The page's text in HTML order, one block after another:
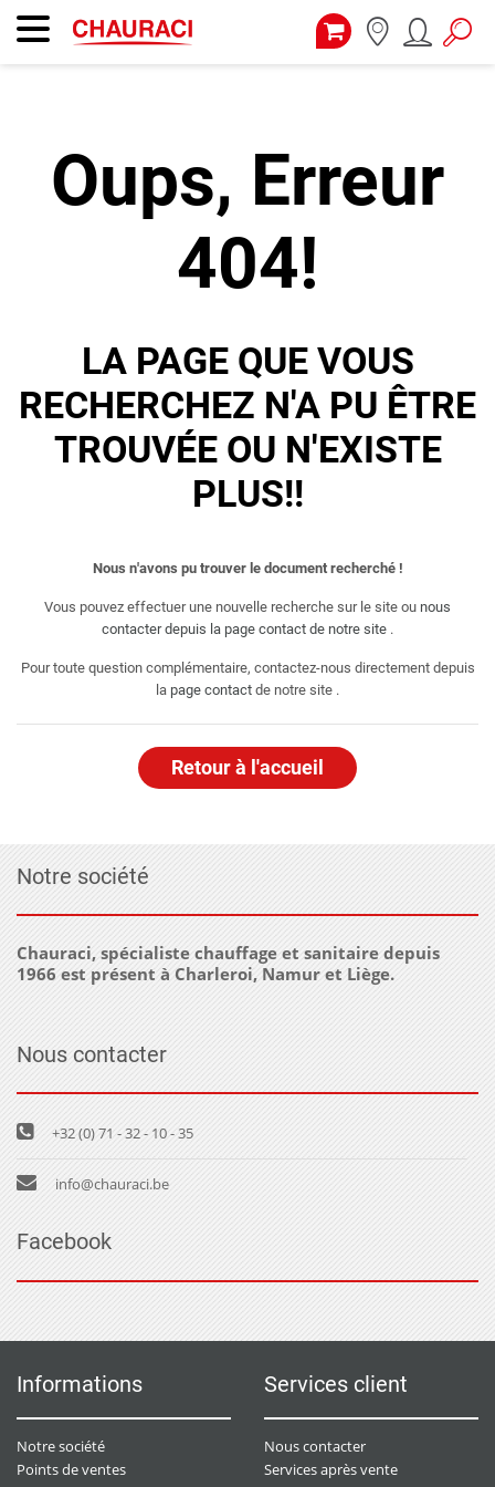
Oups, Erreur
404!
LA PAGE QUE VOUS
RECHERCHEZ N'A PU ÊTRE
TROUVÉE OU N'EXISTE
PLUS!!
Nous n'avons pu trouver le document recherché !
Vous pouvez effectuer une nouvelle recherche sur le site ou nous
contacter depuis la page contact de notre site .
Pour toute question complémentaire, contactez-nous directement depuis
la page contact de notre site .
Retour à l'accueil
Notre société
Chauraci, spécialiste chauffage et sanitaire depuis
1966 est présent à Charleroi, Namur et Liège.
Nous contacter
+32 (0) 71 - 32 - 10 - 35
info@chauraci.be
Facebook
Informations
Notre société
Points de ventes
Services client
Nous contacter
Services après vente